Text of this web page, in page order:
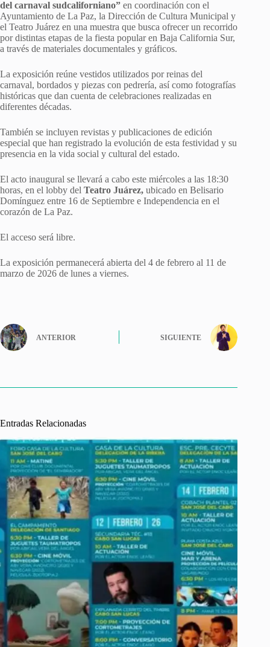
del carnaval sudcaliforniano” en coordinación con el
Ayuntamiento de La Paz, la Dirección de Cultura Municipal y
el Teatro Juárez en una muestra que busca ofrecer un recorrido
por distintas etapas de la fiesta popular en Baja California Sur,
a través de materiales documentales y gráficos.
La exposición reúne vestidos utilizados por reinas del
carnaval, bordados y piezas con pedrería, así como fotografías
históricas que dan cuenta de celebraciones realizadas en
diferentes décadas.
También se incluyen revistas y publicaciones de edición
especial que han registrado la evolución de esta festividad y su
presencia en la vida social y cultural del estado.
El acto inaugural se llevará a cabo este miércoles a las 18:30
horas, en el lobby del Teatro Juárez, ubicado en Belisario
Domínguez entre 16 de Septiembre e Independencia en el
corazón de La Paz.
El acceso será libre.
La exposición permanecerá abierta del 4 de febrero al 11 de
marzo de 2026 de lunes a viernes.
ANTERIOR SIGUIENTE
Entradas Relacionadas